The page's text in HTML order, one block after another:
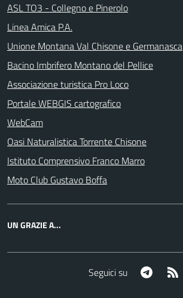
ASL TO3 - Collegno e Pinerolo
Linea Amica P.A.
Unione Montana Val Chisone e Germanasca
Bacino Imbrifero Montano del Pellice
Associazione turistica Pro Loco
Portale WEBGIS cartografico
WebCam
Oasi Naturalistica Torrente Chisone
Istituto Comprensivo Franco Marro
Moto Club Gustavo Boffa
UN GRAZIE A...
Seguici su Telegram